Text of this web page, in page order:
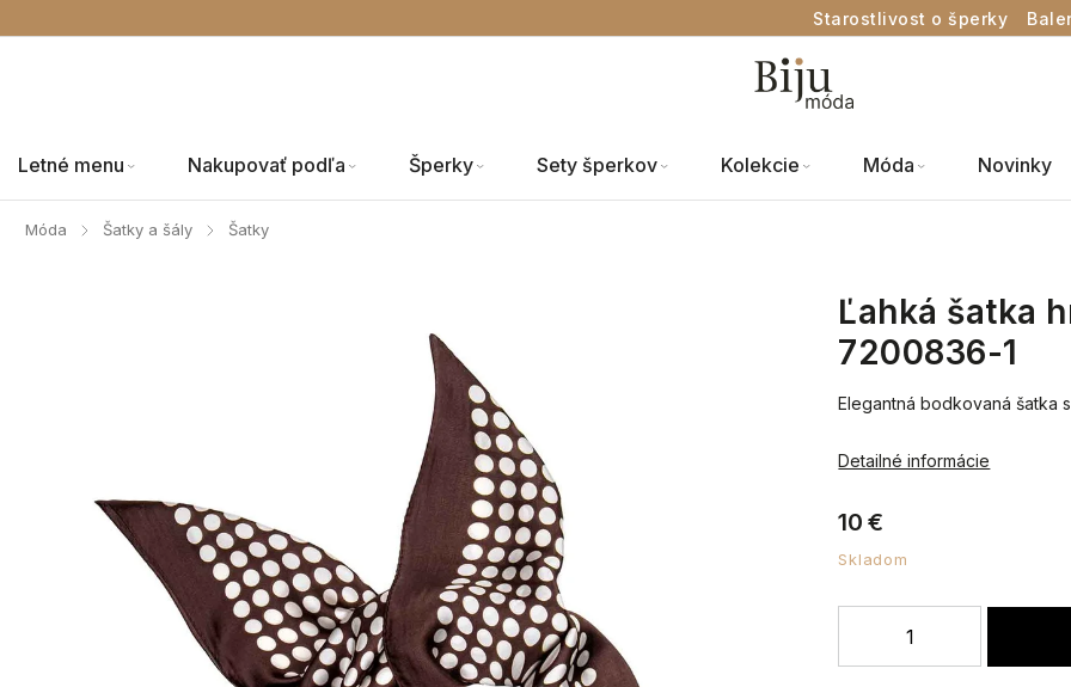
Starostlivost o šperky
Letné menu Nakupovať podľa Šperky Sety šperkov Kolekcie Móda Novinky
Móda / Šatky a šály / Šatky
Ľahká šatka
7200836-1
10 €
Skladom
Elegantná bodkovaná šatka
Detailné informácie